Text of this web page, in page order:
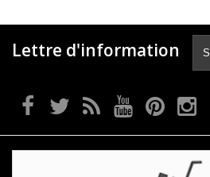
Lettre d'information